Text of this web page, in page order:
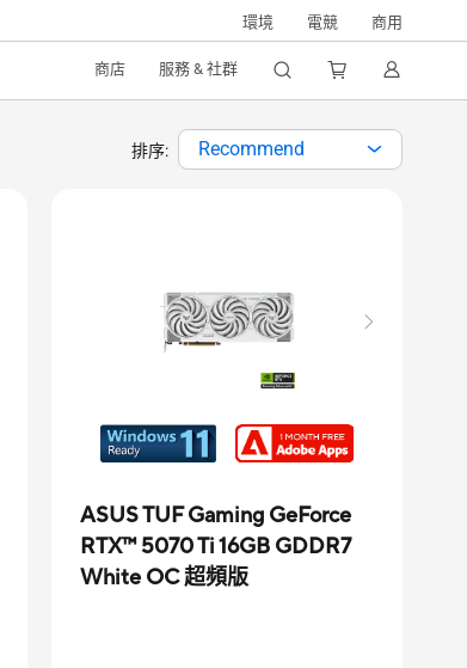
環境 電競 商用
商店 服務 & 社群
排序: Recommend
ASUS TUF Gaming GeForce
RTX™ 5070 Ti 16GB GDDR7
White OC 超頻版